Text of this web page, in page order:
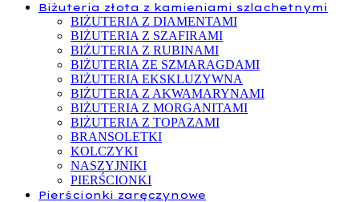
Biżuteria złota z kamieniami szlachetnymi
BIŻUTERIA Z DIAMENTAMI
BIŻUTERIA Z SZAFIRAMI
BIŻUTERIA Z RUBINAMI
BIŻUTERIA ZE SZMARAGDAMI
BIŻUTERIA EKSKLUZYWNA
BIŻUTERIA Z AKWAMARYNAMI
BIŻUTERIA Z MORGANITAMI
BIŻUTERIA Z TOPAZAMI
BRANSOLETKI
KOLCZYKI
NASZYJNIKI
PIERŚCIONKI
Pierścionki zaręczynowe